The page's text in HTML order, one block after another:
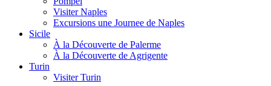
Visiter Naples
Excursions une Journee de Naples
Sicile
À la Découverte de Palerme
À la Découverte de Agrigente
Turin
Visiter Turin